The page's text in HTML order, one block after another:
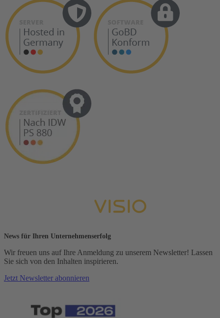
News für Ihren Unternehmenserfolg
Wir freuen uns auf Ihre Anmeldung zu unserem Newsletter! Lassen
Sie sich von den Inhalten inspirieren.
Jetzt Newsletter abonnieren